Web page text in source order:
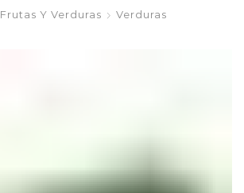
Frutas Y Verduras Verduras